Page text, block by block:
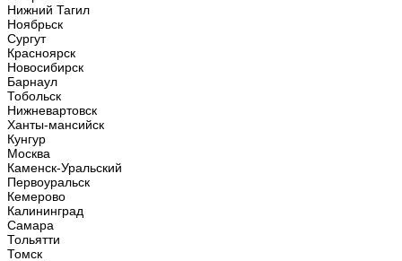
Нижний Тагил
Ноябрьск
Сургут
Красноярск
Новосибирск
Барнаул
Тобольск
Нижневартовск
Ханты-мансийск
Кунгур
Москва
Каменск-Уральский
Первоуральск
Кемерово
Калининград
Самара
Тольятти
Томск